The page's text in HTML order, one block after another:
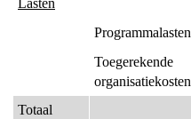
Wat
Programmalasten
Toegerekende
organisatiekosten
Totaal